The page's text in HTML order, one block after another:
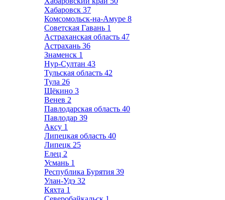
Хабаровск 37
Комсомольск-на-Амуре 8
Советская Гавань 1
Астраханская область 47
Астрахань 36
Знаменск 1
Нур-Султан 43
Тульская область 42
Тула 26
Щёкино 3
Венев 2
Павлодарская область 40
Павлодар 39
Аксу 1
Липецкая область 40
Липецк 25
Елец 2
Усмань 1
Республика Бурятия 39
Улан-Удэ 32
Кяхта 1